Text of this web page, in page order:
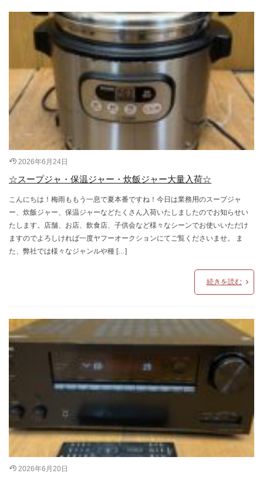
2026年6月24日
☆スープジャ・保温ジャー・炊飯ジャー大量入荷☆
こんにちは！梅雨ももう一息で夏本番ですね！今日は業務用のスープジャ
ー、炊飯ジャー、保温ジャーなどたくさん入荷いたしましたのでお知らせい
たします。店舗、お店、飲食店、子供会など様々なシーンでお使いいただけ
ますのでよろしければ一度ヤフーオークションにてご覧くださいませ。 ま
た、弊社では様々なジャンルや種 […]
続きを読む
2026年6月20日